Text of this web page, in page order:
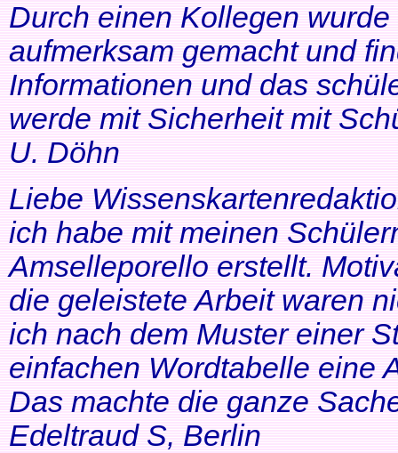
Durch einen Kollegen
aufmerksam gemacht und
Informationen und das
werde mit Sicherheit mit
U. Döhn
Liebe
ich habe mit meinen
Amselleporello erstellt.
die geleistete Arbeit waren
ich nach dem Muster einer
einfachen Wordtabelle eine
Das machte die ganze
Edeltraud S, Berlin